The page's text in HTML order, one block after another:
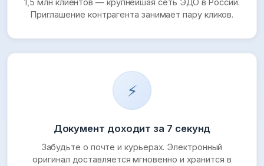
1,5 млн клиентов — крупнейшая сеть ЭДО в России.
Приглашение контрагента занимает пару кликов.
⚡
Документ доходит за 7 секунд
Забудьте о почте и курьерах. Электронный
оригинал доставляется мгновенно и хранится в